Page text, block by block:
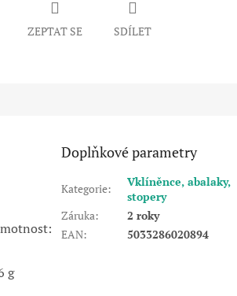
ZEPTAT SE SDÍLET
g
Doplňkové parametry
Kategorie:
Vklíněnce, abalaky,
stopery
Záruka:
2 roky
EAN: 5033286020894